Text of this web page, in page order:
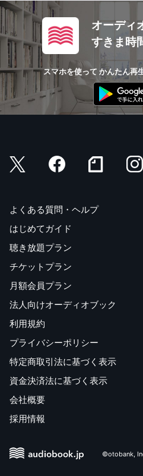
オーディ
すきま時
スマホを使って かんたん再
よくある質問・ヘルプ
はじめてガイド
聴き放題プラン
チケットプラン
月額会員プラン
法人向けオーディオブック
利用規約
プライバシーポリシー
特定商取引法に基づく表示
資金決済法に基づく表示
会社概要
採用情報
©otobank,